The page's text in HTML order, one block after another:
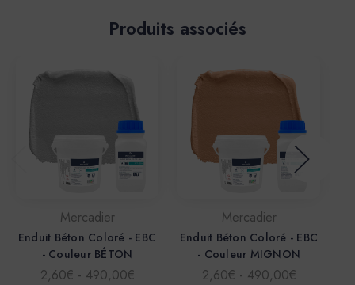
Produits associés
Mercadier
Enduit Béton Coloré - EBC
- Couleur BÉTON
2,60€ - 490,00€
Mercadier
Enduit Béton Coloré - EBC
- Couleur MIGNON
2,60€ - 490,00€